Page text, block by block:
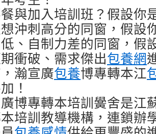
與加入培訓班？假設你
沖刺高分的同窗，假設
、自制力差的同窗，假
衝破、需求傑出包養網
瀚宣廣包養博專轉本江
！
博專轉本培訓黌舍是江
培訓教導機構，連鎖辦